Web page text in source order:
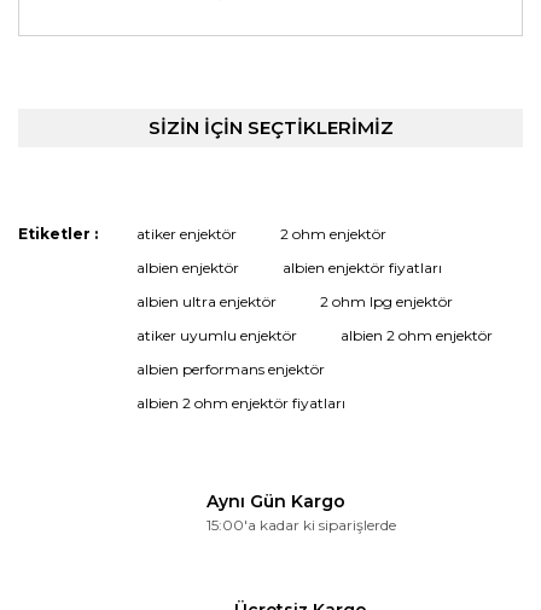
Atiker Tip Albien Ultra
Merhaba Atiker nanofast sıralı sistem 4 silindir uyumlumudur?
Derviş Erdogan | 02/02/2024
Yorum Yaz
Görüş ve önerileriniz için teşekkür ederiz.
SİZİN İÇİN SEÇTİKLERİMİZ
Etiketler : atiker enjektör
2 ohm enjektör
albien enjektör
albien enjektör fiyatları
albien ultra enjektör
2 ohm lpg enjektör
atiker uyumlu enjektör
albien 2 ohm enjektör
albien performans enjektör
albien 2 ohm enjektör fiyatları
Aynı Gün Kargo
15:00'a kadar ki siparişlerde